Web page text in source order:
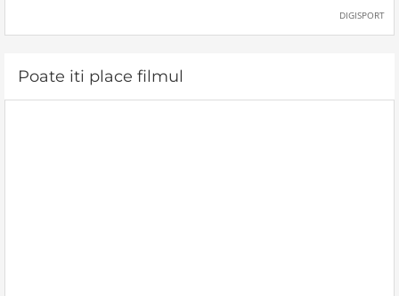
DIGISPORT
Poate iti place filmul